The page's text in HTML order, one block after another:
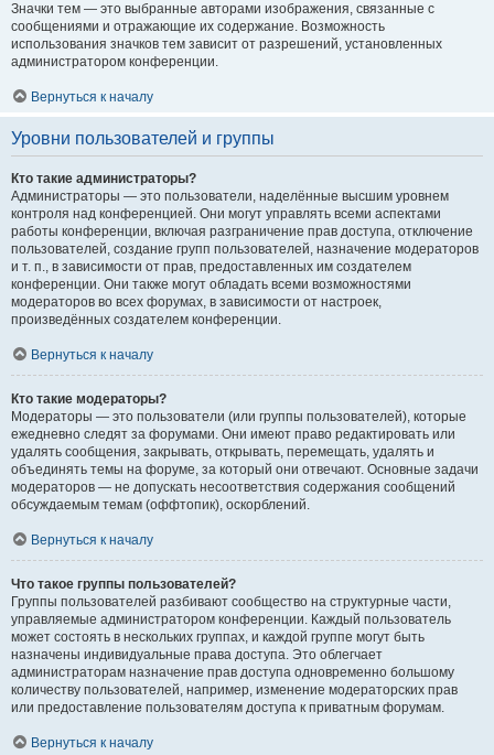
Значки тем — это выбранные авторами изображения, связанные с
сообщениями и отражающие их содержание. Возможность
использования значков тем зависит от разрешений, установленных
администратором конференции.
Вернуться к началу
Уровни пользователей и группы
Кто такие администраторы?
Администраторы — это пользователи, наделённые высшим уровнем
контроля над конференцией. Они могут управлять всеми аспектами
работы конференции, включая разграничение прав доступа, отключение
пользователей, создание групп пользователей, назначение модераторов
и т. п., в зависимости от прав, предоставленных им создателем
конференции. Они также могут обладать всеми возможностями
модераторов во всех форумах, в зависимости от настроек,
произведённых создателем конференции.
Вернуться к началу
Кто такие модераторы?
Модераторы — это пользователи (или группы пользователей), которые
ежедневно следят за форумами. Они имеют право редактировать или
удалять сообщения, закрывать, открывать, перемещать, удалять и
объединять темы на форуме, за который они отвечают. Основные задачи
модераторов — не допускать несоответствия содержания сообщений
обсуждаемым темам (оффтопик), оскорблений.
Вернуться к началу
Что такое группы пользователей?
Группы пользователей разбивают сообщество на структурные части,
управляемые администратором конференции. Каждый пользователь
может состоять в нескольких группах, и каждой группе могут быть
назначены индивидуальные права доступа. Это облегчает
администраторам назначение прав доступа одновременно большому
количеству пользователей, например, изменение модераторских прав
или предоставление пользователям доступа к приватным форумам.
Вернуться к началу